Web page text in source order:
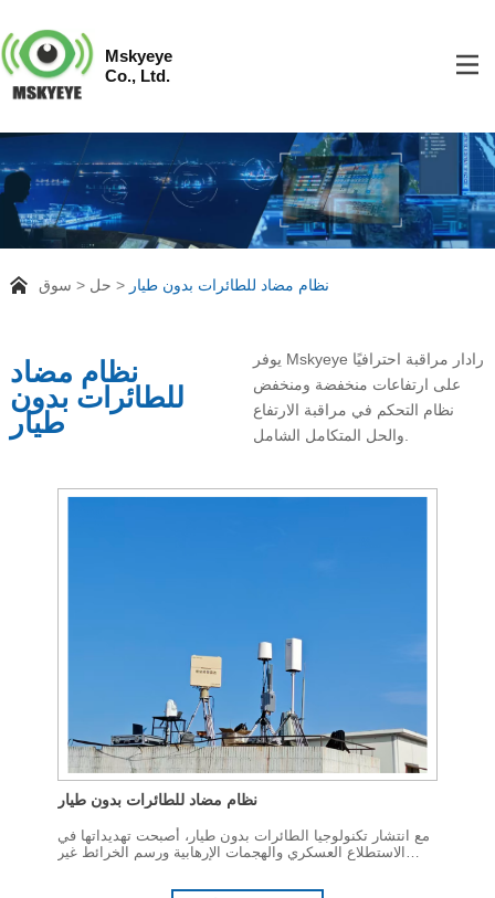
Mskyeye
Co., Ltd.
سوق حل نظام مضاد للطائرات بدون طيار
نظام مضاد
للطائرات بدون
طيار
يوفر Mskyeye رادار مراقبة احترافيًا
على ارتفاعات منخفضة ومنخفض
نظام التحكم في مراقبة الارتفاع
والحل المتكامل الشامل.
نظام مضاد للطائرات بدون طيار
مع انتشار تكنولوجيا الطائرات بدون طيار، أصبحت تهديداتها في
الاستطلاع العسكري والهجمات الإرهابية ورسم الخرائط غير